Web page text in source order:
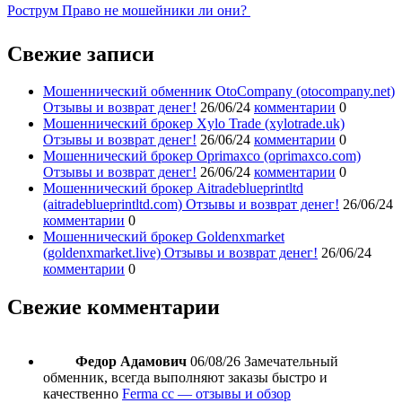
Рострум Право не мошейники ли они?
Свежие записи
Мошеннический обменник OtoCompany (otocompany.net)
Отзывы и возврат денег! 26/06/24 комментарии 0
Мошеннический брокер Xylo Trade (xylotrade.uk)
Отзывы и возврат денег! 26/06/24 комментарии 0
Мошеннический брокер Oprimaxco (oprimaxco.com)
Отзывы и возврат денег! 26/06/24 комментарии 0
Мошеннический брокер Aitradeblueprintltd
(aitradeblueprintltd.com) Отзывы и возврат денег! 26/06/24
комментарии 0
Мошеннический брокер Goldenxmarket
(goldenxmarket.live) Отзывы и возврат денег! 26/06/24
комментарии 0
Свежие комментарии
Федор Адамович 06/08/26 Замечательный
обменник, всегда выполняют заказы быстро и
качественно Ferma cc — отзывы и обзор